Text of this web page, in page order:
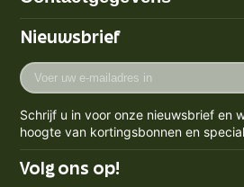
Verzenden
Klachten
Spaarpunten Programma
Retourneren & Annuleren
Privacy Policy
Cookie Policy
Contact
Blogs
Adres: Poeldijk (geen bezoekadres)
Maandag - Vrijdag 09:00-17:00
KVK-nummer: 71550224
BTW-nummer: NL858759123b01
Nieuwsbrief
Voer
uw
mailadres
in
Schrijf u in voor onze nieuwsbrief en
hoogte van kortingsbonnen en
Volg ons op!